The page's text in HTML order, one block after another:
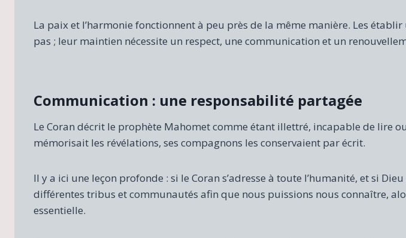
La paix et l’harmonie fonctionnent à peu près de la même manière. Les
pas ; leur maintien nécessite un respect, une communication et un
Communication : une responsabilité partagée
Le Coran décrit le prophète Mahomet comme étant illettré, incapable de lire
mémorisait les révélations, ses compagnons les conservaient par écrit.
Il y a ici une leçon profonde : si le Coran s’adresse à toute l’humanité, et si
différentes tribus et communautés afin que nous puissions nous connaître,
essentielle.